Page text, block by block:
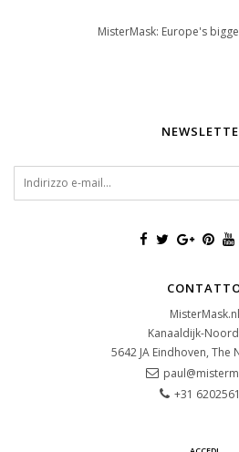
MisterMask: Europe's
MisterMask.nl
Kanaaldijk-Noord
5642 JA Eindhoven, The
+31